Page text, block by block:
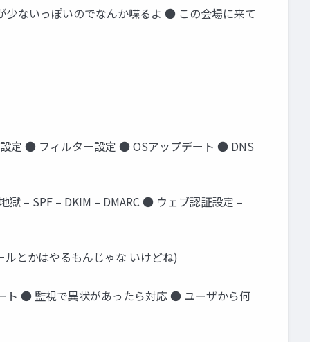
ないっぽいのでなんか喋るよ ● この会場に来て
定 ● フィルター設定 ● OSアップデート ● DNS
– SPF – DKIM – DMARC ● ウェブ認証設定 –
とかはやるもんじゃな いけどね)
ト ● 監視で異状があったら対応 ● ユーザから何